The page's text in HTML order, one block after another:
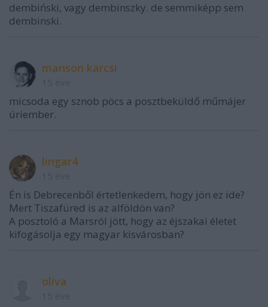
dembiński, vagy dembinszky. de semmiképp sem
dembinski.
manson karcsi
micsoda egy sznob pöcs a posztbeküldő műmájer
úriember.
lingar4
Én is Debrecenből értetlenkedem, hogy jön ez ide?
Mert Tiszafüred is az alföldön van?
A posztoló a Marsról jött, hogy az éjszakai életet
kifogásolja egy magyar kisvárosban?
oliva